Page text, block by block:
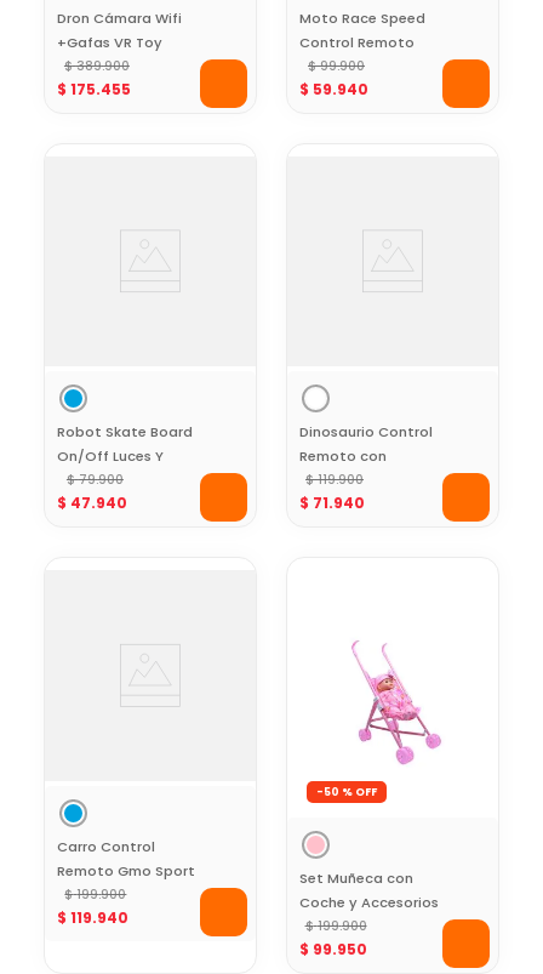
Dron Cámara Wifi
+Gafas VR Toy
Logic
$ 389.900
$ 175.455
Moto Race Speed
Control Remoto
Toy Logic
$ 99.900
$ 59.940
Robot Skate Board
On/Off Luces Y
Sonido Toy Logic
$ 79.900
$ 47.940
Dinosaurio Control
Remoto con
Lanzadores Toy
Logic
$ 119.900
$ 71.940
Carro Control
Remoto Gmo Sport
Toy Logic
$ 199.900
$ 119.940
-50 %
Set Muñeca con
Coche y Accesorios
VDM Toys
$ 199.900
$ 99.950